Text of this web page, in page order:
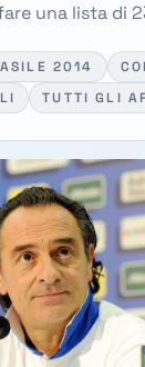
una lista di
2014
TUTTI GLI